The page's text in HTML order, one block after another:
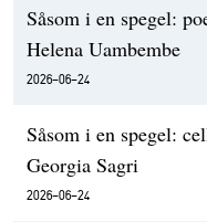
Såsom i en spegel:
Helena Uambembe
2026-06-24
Såsom i en spegel:
Georgia Sagri
2026-06-24